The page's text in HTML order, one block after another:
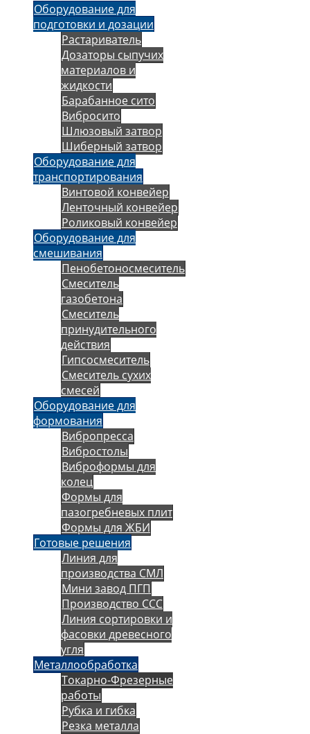
Оборудование для
подготовки и дозации
Растариватель
Дозаторы сыпучих
материалов и
жидкости
Барабанное сито
Вибросито
Шлюзовый затвор
Шиберный затвор
Оборудование для
транспортирования
Винтовой конвейер
Ленточный конвейер
Роликовый конвейер
Оборудование для
смешивания
Пенобетоносмеситель
Смеситель
газобетона
Смеситель
принудительного
действия
Гипсосмеситель
Смеситель сухих
смесей
Оборудование для
формования
Вибропресса
Вибростолы
Виброформы для
колец
Формы для
пазогребневых плит
Формы для ЖБИ
Готовые решения
Линия для
производства СМЛ
Мини завод ПГП
Производство ССС
Линия сортировки и
фасовки древесного
угля
Металлообработка
Токарно-Фрезерные
работы
Рубка и гибка
Резка металла